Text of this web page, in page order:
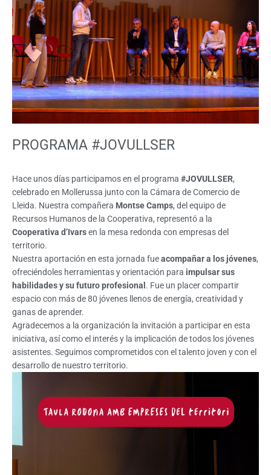
PROGRAMA #JOVULLSER
Hace unos días participamos en el programa #JOVULLSER,
celebrado en Mollerussa junto con la Cámara de Comercio de
Lleida. Nuestra compañera Montse Camps, del equipo de
Recursos Humanos de la Cooperativa, representó a la
Cooperativa d’Ivarsen la mesa redonda con empresas del
territorio.
Nuestra aportación en esta jornada fueacompañar a los jóvenes,
ofreciéndoles herramientas y orientación para impulsar sus
habilidades y su futuro profesional . Fue un placer compartir
espacio con más de 80 jóvenes llenos de energía, creatividad y
ganas de aprender.
Agradecemos a la organización la invitación a participar en esta
iniciativa, así como el interés y la implicación de todos los jóvenes
asistentes. Seguimos comprometidos con el talento joven y con el
desarrollo de nuestro territorio.